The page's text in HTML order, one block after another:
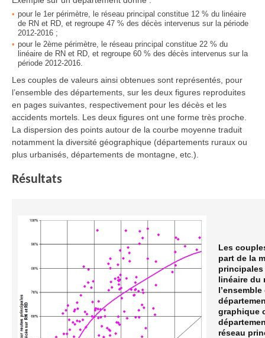
pour le 1er périmètre, le réseau principal constitue 12 % du linéaire
de RN et RD, et regroupe 47 % des décès intervenus sur la période
2012-2016 ;
pour le 2ème périmètre, le réseau principal constitue 22 % du
linéaire de RN et RD, et regroupe 60 % des décès intervenus sur la
période 2012-2016.
Les couples de valeurs ainsi obtenues sont représentés, pour
l’ensemble des départements, sur les deux figures reproduites
en pages suivantes, respectivement pour les décès et les
accidents mortels. Les deux figures ont une forme très proche.
La dispersion des points autour de la courbe moyenne traduit
notamment la diversité géographique (départements ruraux ou
plus urbanisés, départements de montagne, etc.).
Résultats
Les
part de la
linéaire du
graphique
réseau